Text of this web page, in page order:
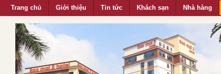
Trang chủ Giới thiệu Tin tức Khách sạn Nhà hàng